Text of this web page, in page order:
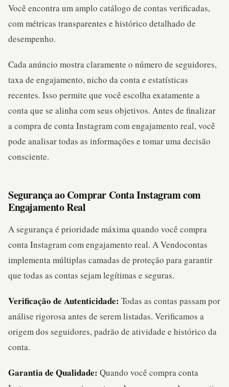
Você encontra um amplo catálogo de contas verificadas,
com métricas transparentes e histórico detalhado de
desempenho.
Cada anúncio mostra claramente o número de seguidores,
taxa de engajamento, nicho da conta e estatísticas
recentes. Isso permite que você escolha exatamente a
conta que se alinha com seus objetivos. Antes de finalizar
a compra de conta Instagram com engajamento real, você
pode analisar todas as informações e tomar uma decisão
consciente.
Segurança ao Comprar Conta Instagram com
Engajamento Real
A segurança é prioridade máxima quando você compra
conta Instagram com engajamento real. A Vendocontas
implementa múltiplas camadas de proteção para garantir
que todas as contas sejam legítimas e seguras.
Verificação de Autenticidade: Todas as contas passam por
análise rigorosa antes de serem listadas. Verificamos a
origem dos seguidores, padrão de atividade e histórico da
conta.
Garantia de Qualidade: Quando você compra conta